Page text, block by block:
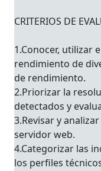
CRITERIOS DE
1.Conocer, utilizar
rendimiento de
de rendimiento.
2.Priorizar la
detectados y
3.Revisar y
servidor web.
4.Categorizar las
los perfiles